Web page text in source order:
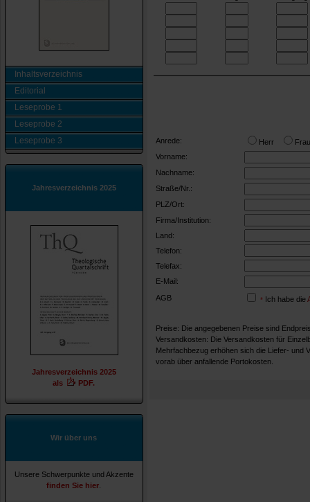
Inhaltsverzeichnis
Editorial
Leseprobe 1
Leseprobe 2
Leseprobe 3
Jahresverzeichnis 2025
Jahresverzeichnis 2025
als
PDF.
Wir über uns
Unsere Schwerpunkte und Akzente
finden Sie hier
Anrede: Herr
Vorname:
Nachname:
Straße/Nr.:
PLZ/Ort:
Firma/Institution:
Land:
Telefon:
Telefax:
E-Mail:
AGB
* Ich habe die
Preise: Die angegebenen Preise sind
Versandkosten: Die Versandkosten für
Mehrfachbezug erhöhen sich die Liefer- und
vorab über anfallende Portokosten.